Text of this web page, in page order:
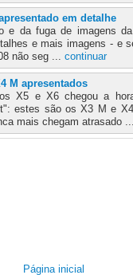
em detalhe
e da fuga de imagens
e mais imagens - e
não seg ... continuar
M apresentados
X5 e X6 chegou a
estes são os X3 M e
mais chegam atrasado
Página inicial